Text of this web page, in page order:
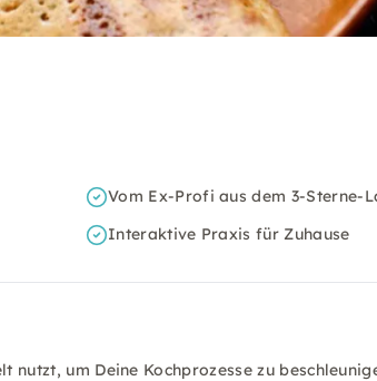
Vom Ex-Profi aus dem 3-Sterne-
Interaktive Praxis für Zuhause
nutzt, um Deine Kochprozesse zu